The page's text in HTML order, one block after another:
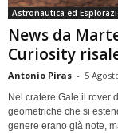
Astronautica ed
News da
Curiosity
Antonio Piras - 5
Nel cratere Gale il rover
geometriche che si
genere erano già note,